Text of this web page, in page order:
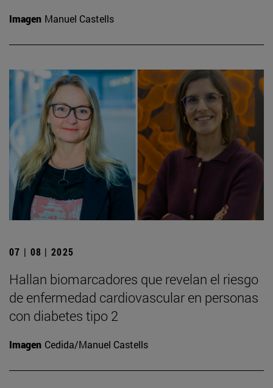
Imagen Manuel Castells
07 | 08 | 2025
Hallan biomarcadores que revelan el riesgo
de enfermedad cardiovascular en personas
con diabetes tipo 2
Imagen Cedida/Manuel Castells